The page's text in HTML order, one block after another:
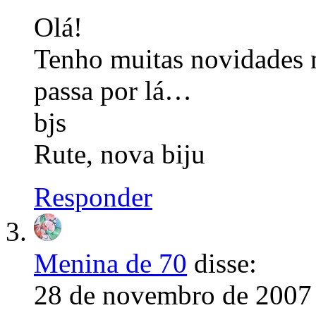
Olá!
Tenho muitas novidades
passa por lá…
bjs
Rute, nova biju
Responder
Menina de 70 disse:
28 de novembro de